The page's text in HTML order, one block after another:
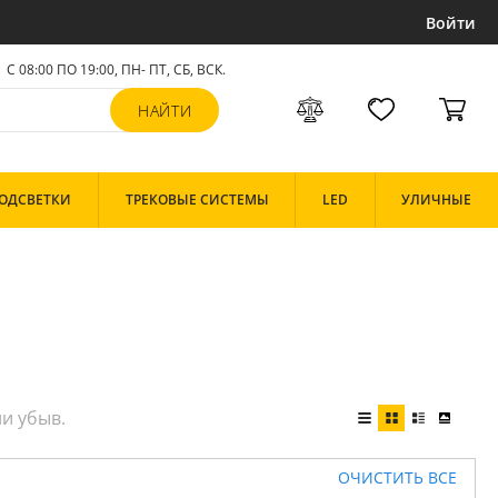
Войти
С 08:00 ПО 19:00, ПН- ПТ,СБ, ВСК.
ТРЕКОВЫЕ СИСТЕМЫ LED УЛИЧНЫЕ
ОЧИСТИТЬ ВСЕ